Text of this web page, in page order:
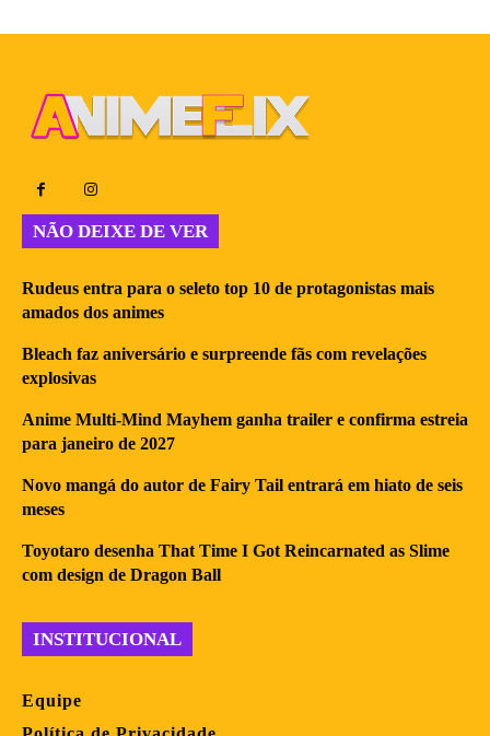
NÃO DEIXE DE VER
Rudeus entra para o seleto top 10 de protagonistas mais
amados dos animes
Bleach faz aniversário e surpreende fãs com revelações
explosivas
Anime Multi-Mind Mayhem ganha trailer e confirma estreia
para janeiro de 2027
Novo mangá do autor de Fairy Tail entrará em hiato de seis
meses
Toyotaro desenha That Time I Got Reincarnated as Slime
com design de Dragon Ball
INSTITUCIONAL
Equipe